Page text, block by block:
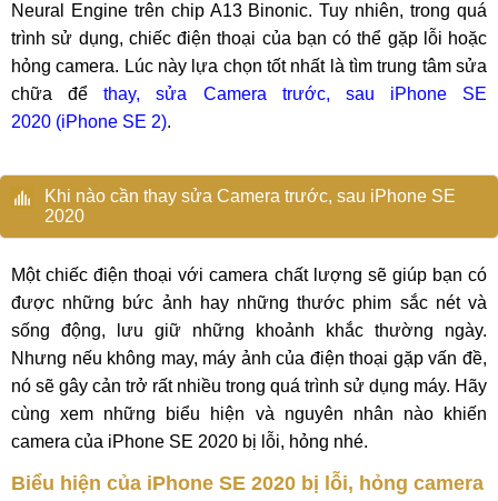
Neural Engine trên chip A13 Binonic. Tuy nhiên, trong quá
trình sử dụng, chiếc điện thoại của bạn có thể gặp lỗi hoặc
hỏng camera. Lúc này lựa chọn tốt nhất là tìm trung tâm sửa
chữa đểthay, sửa Camera trước, sau iPhone SE
2020 (iPhone SE 2).
Khi nào cần thay sửa Camera trước, sau iPhone SE
2020
Một chiếc điện thoại với camera chất lượng sẽ giúp bạn có
được những bức ảnh hay những thước phim sắc nét và
sống động, lưu giữ những khoảnh khắc thường ngày.
Nhưng nếu không may, máy ảnh của điện thoại gặp vấn đề,
nó sẽ gây cản trở rất nhiều trong quá trình sử dụng máy. Hãy
cùng xem những biểu hiện và nguyên nhân nào khiến
camera của iPhone SE 2020 bị lỗi, hỏng nhé.
Biểu hiện của iPhone SE 2020 bị lỗi, hỏng camera